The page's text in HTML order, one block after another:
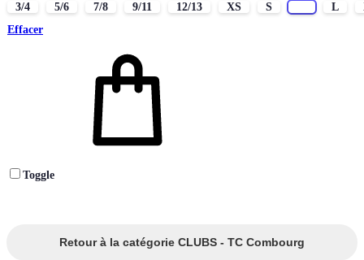
3/4 5/6 7/8 9/11 12/13 XS S L
Effacer
Toggle
Retour à la catégorie CLUBS - TC Combourg